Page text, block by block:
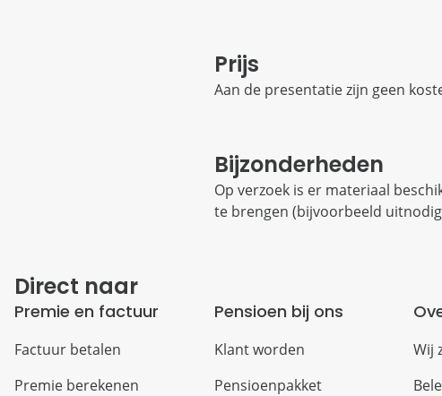
Prijs
Aan de presentatie zijn geen
Bijzonderheden
Op verzoek is er materiaal
te brengen (bijvoorbeeld
Direct naar
Premie en factuur
Factuur betalen
Premie berekenen
Pensioen bij ons
Klant worden
Pensioenpakket
Wij